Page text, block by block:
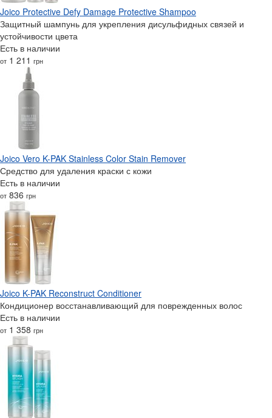
Joico Protective Defy Damage Protective Shampoo
Защитный шампунь для укрепления дисульфидных связей и
устойчивости цвета
Есть в наличии
от 1 211 грн
Joico Vero K-PAK Stainless Color Stain Remover
Средство для удаления краски с кожи
Есть в наличии
от 836 грн
Joico K-PAK Reconstruct Conditioner
Кондиционер восстанавливающий для поврежденных волос
Есть в наличии
от 1 358 грн